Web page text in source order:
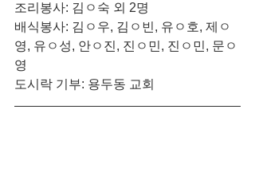
조리봉사: 김ㅇ숙 외 2명
배식봉사: 김ㅇ우, 김ㅇ빈, 유ㅇ호, 제ㅇ
영, 유ㅇ성, 안ㅇ진, 진ㅇ민, 진ㅇ민, 문ㅇ
영
도시락 기부: 용두동 교회